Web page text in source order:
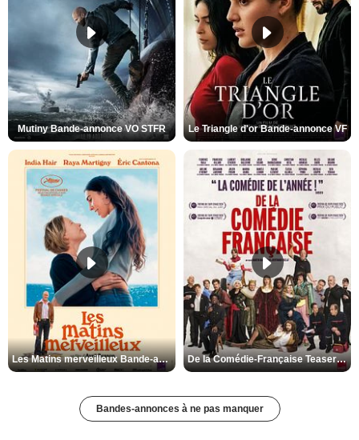
Mutiny Bande-annonce VO STFR Le Triangle d'or Bande-annonce VF
Les Matins merveilleux Bande-annonce VF De la Comédie-Française Teaser VF
Bandes-annonces à ne pas manquer